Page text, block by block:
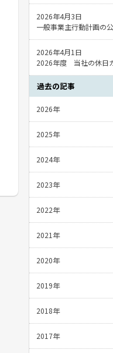
2026年4月3日
一般事業主行動計画の
2026年4月1日
2026年度 当社の休日
過去の記事
2026年
2025年
2024年
2023年
2022年
2021年
2020年
2019年
2018年
2017年